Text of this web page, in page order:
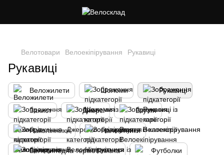
Велотовари Велоекіпірування Рукавиці
Рукавиці
Веложилети Шоломи Рукавиці
Захист Джерсі Взуття
Наколінники Налокітники
Велосипедна термобілизна Футболки